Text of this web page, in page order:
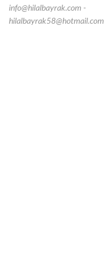
info@hilalbayrak.com -
hilalbayrak58@hotmail.com